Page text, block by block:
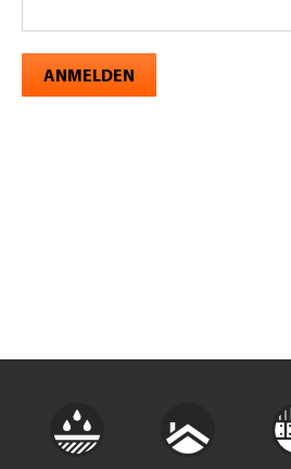
ANMELDEN